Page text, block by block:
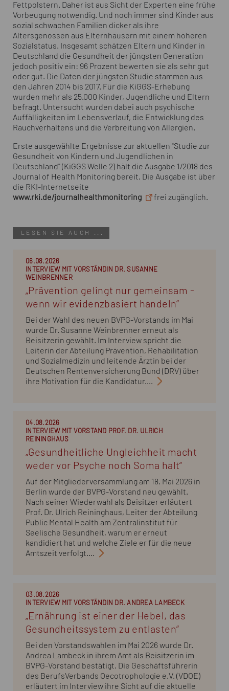
Fettpolstern. Daher ist aus Sicht der Experten eine frühe
Vorbeugung notwendig. Und noch immer sind Kinder aus
sozial schwachen Familien dicker als ihre
Altersgenossen aus Elternhäusern mit einem höheren
Sozialstatus. Insgesamt schätzen Eltern und Kinder in
Deutschland die Gesundheit der jüngsten Generation
jedoch positiv ein: 96 Prozent bewerten sie als sehr gut
oder gut. Die Daten der jüngsten Studie stammen aus
den Jahren 2014 bis 2017. Für die KiGGS-Erhebung
wurden mehr als 25.000 Kinder, Jugendliche und Eltern
befragt. Untersucht wurden dabei auch psychische
Auffälligkeiten im Lebensverlauf, die Entwicklung des
Rauchverhaltens und die Verbreitung von Allergien.
Erste ausgewählte Ergebnisse zur aktuellen "Studie zur
Gesundheit von Kindern und Jugendlichen in
Deutschland" (KiGGS Welle 2) hält die Ausgabe 1/2018 des
Journal of Health Monitoring bereit. Die Ausgabe ist über
die RKI-Internetseite
www.rki.de/journalhealthmonitoring
frei zugänglich.
LESEN SIE AUCH ...
06.08.2026
INTERVIEW MIT VORSTÄNDIN DR. SUSANNE
WEINBRENNER
„Prävention gelingt nur gemeinsam -
wenn wir evidenzbasiert handeln“
Bei der Wahl des neuen BVPG-Vorstands im Mai
wurde Dr. Susanne Weinbrenner erneut als
Beisitzerin gewählt. Im Interview spricht die
Leiterin der Abteilung Prävention, Rehabilitation
und Sozialmedizin und leitende Ärztin bei der
Deutschen Rentenversicherung Bund (DRV) über
ihre Motivation für die Kandidatur....
04.08.2026
INTERVIEW MIT VORSTAND PROF. DR. ULRICH
REININGHAUS
„Gesundheitliche Ungleichheit macht
weder vor Psyche noch Soma halt“
Auf der Mitgliederversammlung am 18. Mai 2026 in
Berlin wurde der BVPG-Vorstand neu gewählt.
Nach seiner Wiederwahl als Beisitzer erläutert
Prof. Dr. Ulrich Reininghaus, Leiter der Abteilung
Public Mental Health am Zentralinstitut für
Seelische Gesundheit, warum er erneut
kandidiert hat und welche Ziele er für die neue
Amtszeit verfolgt....
03.08.2026
INTERVIEW MIT VORSTÄNDIN DR. ANDREA LAMBECK
„Ernährung ist einer der Hebel, das
Gesundheitssystem zu entlasten“
Bei den Vorstandswahlen im Mai 2026 wurde Dr.
Andrea Lambeck in ihrem Amt als Beisitzerin im
BVPG-Vorstand bestätigt. Die Geschäftsführerin
des BerufsVerbands Oecotrophologie e.V. (VDOE)
erläutert im Interview ihre Sicht auf die aktuelle